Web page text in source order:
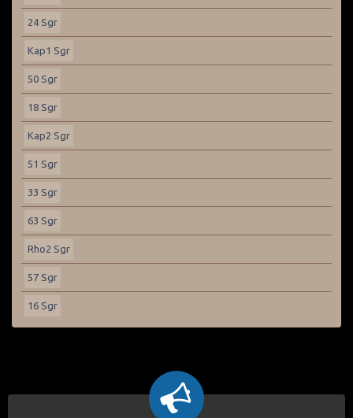
24 Sgr
Kap1 Sgr
50 Sgr
18 Sgr
Kap2 Sgr
51 Sgr
33 Sgr
63 Sgr
Rho2 Sgr
57 Sgr
16 Sgr